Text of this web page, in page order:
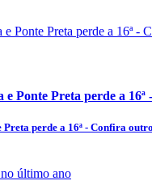
e Ponte Preta perde a
perde a 16ª - Confira